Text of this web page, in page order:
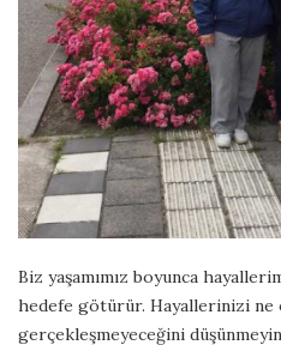
Biz yaşamımız boyunca
hedefe götürür. Hayallerinizi ne
gerçekleşmeyeceğini